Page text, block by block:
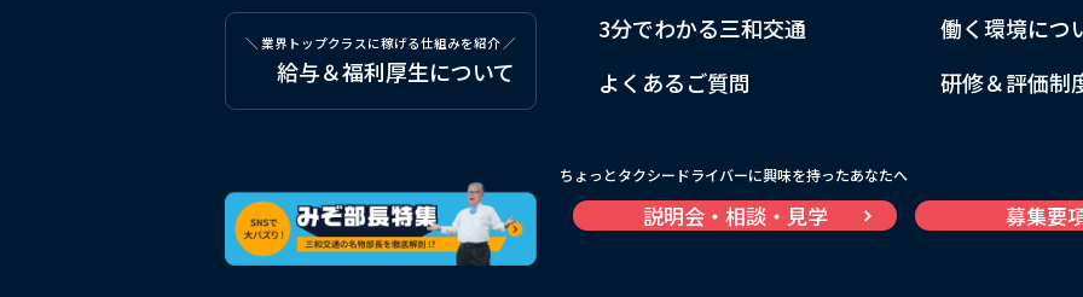
＼ 業界トップクラスに稼げる仕組みを紹介 ／
給与＆福利厚生について
3分でわかる三和交通
よくあるご質問
働く環境につ
研修＆評価制
ちょっとタクシードライバーに興味を持ったあなたへ
説明会・相談・見学 募集要